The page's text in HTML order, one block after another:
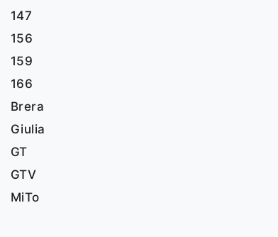
147
156
159
166
Brera
Giulia
GT
GTV
MiTo